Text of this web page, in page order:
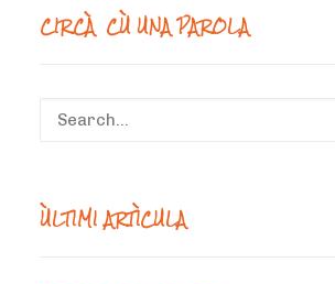
CIRCÀ CÙ UNA PAROLA
ÙLTIMI ARTÌCULA